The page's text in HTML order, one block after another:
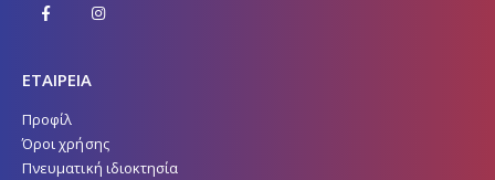
ΕΤΑΙΡΕΙΑ
Προφίλ
Όροι χρήσης
Πνευματική ιδιοκτησία